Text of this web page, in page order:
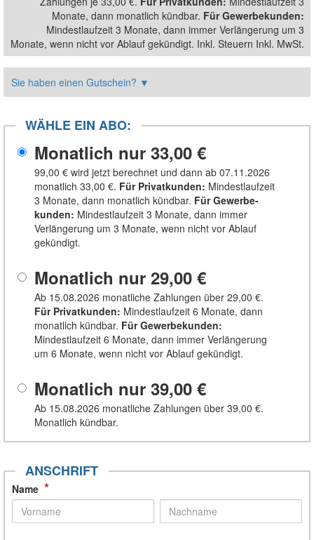
Monate, dann monatlich kündbar. Für Gewerbe­kunden:
Mindestlaufzeit 3 Monate, dann immer Verlängerung um 3
Monate, wenn nicht vor Ablauf gekündigt. Inkl. Steuern Inkl. MwSt.
Sie haben einen Gutschein? ▼
WÄHLE EIN ABO:
Monatlich nur 33,00 €
99,00 € wird jetzt berechnet und dann ab 07.11.2026
monatlich 33,00 €. Für Privatkunden: Mindestlaufzeit
3 Monate, dann monatlich kündbar. Für Gewerbe­
kunden: Mindestlaufzeit 3 Monate, dann immer
Verlängerung um 3 Monate, wenn nicht vor Ablauf
gekündigt.
Monatlich nur 29,00 €
Ab 15.08.2026 monatliche Zahlungen über 29,00 €.
Für Privatkunden: Mindestlaufzeit 6 Monate, dann
monatlich kündbar. Für Gewerbe­kunden:
Mindestlaufzeit 6 Monate, dann immer Verlängerung
um 6 Monate, wenn nicht vor Ablauf gekündigt.
Monatlich nur 39,00 €
Ab 15.08.2026 monatliche Zahlungen über 39,00 €.
Monatlich kündbar.
ANSCHRIFT
Name *